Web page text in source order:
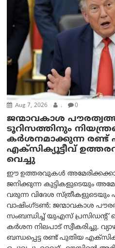
Aug 7, 2026 . 0
ജന്മാവകാശ
ടൂറിസത്തിനും
കർശനമാക്കുന്ന രണ്ട്
എക്സിക്യൂട്ടീവ്
വെച്ചു
ഈ ഉത്തരവുകൾ
ജനിക്കുന്ന കുട്ടികളുടെയും
വരുന്ന വിദേശ സ്ത്രീകളുടെയും
വാഷിംഗ്ടണ്‍: ജന്മാവകാശ
സംബന്ധിച്ച് യുഎസ് പ്രസിഡന്റ്
കർശന നിലപാട് സ്വീകരിച്ചു.
ബന്ധപ്പെട്ട രണ്ട് പുതിയ